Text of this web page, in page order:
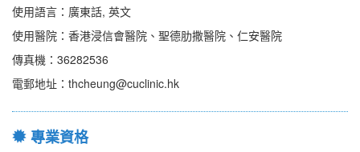
使用語言：廣東話, 英文
使用醫院：香港浸信會醫院、聖德肋撒醫院、仁安醫院
傳真機：36282536
電郵地址：thcheung@cuclinic.hk
專業資格